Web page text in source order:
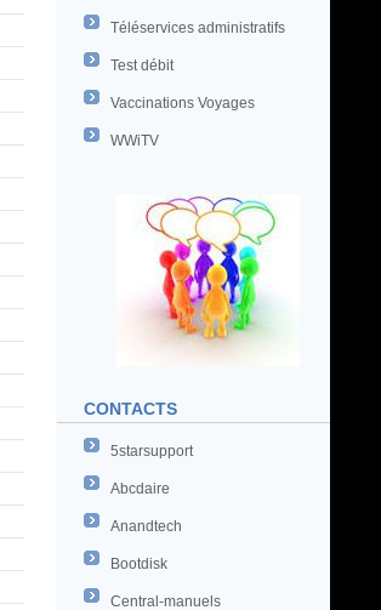
Téléservices administratifs
Test débit
Vaccinations Voyages
WWiTV
CONTACTS
5starsupport
Abcdaire
Anandtech
Bootdisk
Central-manuels